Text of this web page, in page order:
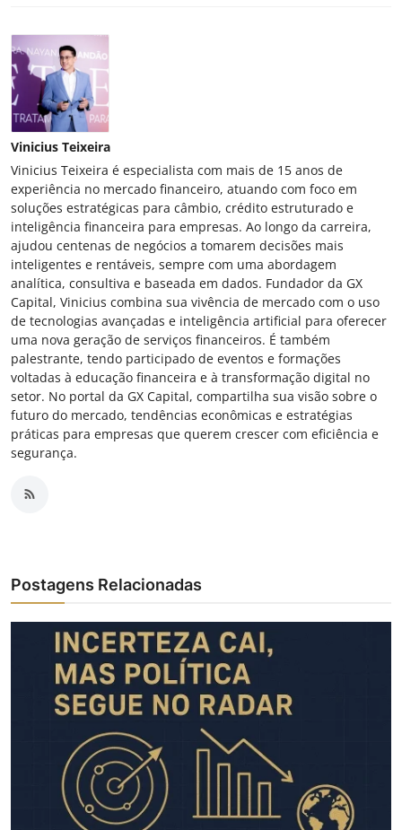
Vinicius Teixeira
Vinicius Teixeira é especialista com mais de 15 anos de
experiência no mercado financeiro, atuando com foco em
soluções estratégicas para câmbio, crédito estruturado e
inteligência financeira para empresas. Ao longo da carreira,
ajudou centenas de negócios a tomarem decisões mais
inteligentes e rentáveis, sempre com uma abordagem
analítica, consultiva e baseada em dados. Fundador da GX
Capital, Vinicius combina sua vivência de mercado com o uso
de tecnologias avançadas e inteligência artificial para oferecer
uma nova geração de serviços financeiros. É também
palestrante, tendo participado de eventos e formações
voltadas à educação financeira e à transformação digital no
setor. No portal da GX Capital, compartilha sua visão sobre o
futuro do mercado, tendências econômicas e estratégias
práticas para empresas que querem crescer com eficiência e
segurança.
Postagens Relacionadas